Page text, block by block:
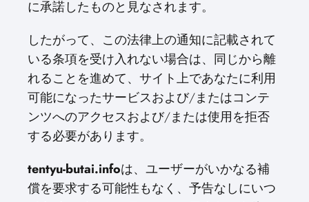
に承諾したものと見なされます。
したがって、この法律上の通知に記載されて
いる条項を受け入れない場合は、同じから離
れることを進めて、サイト上であなたに利用
可能になったサービスおよび/またはコンテ
ンツへのアクセスおよび/または使用を拒否
する必要があります。
tentyu-butai.infoは、ユーザーがいかなる補
償を要求する可能性もなく、予告なしにいつ